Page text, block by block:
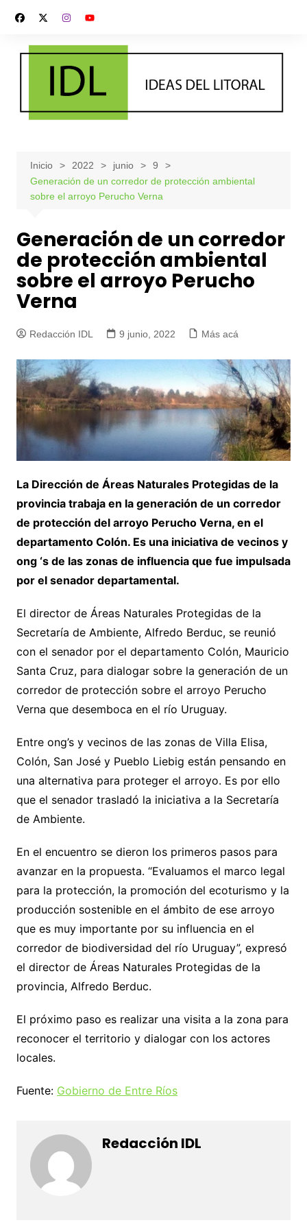
contenido
Inicio 2022 junio
9
Generación de un corredor de protección ambiental
sobre el arroyo Perucho Verna
Generación de un corredor
de protección ambiental
sobre el arroyo Perucho
Verna
Redacción IDL 9 junio, 2022 Más acá
La Dirección de Áreas Naturales Protegidas de la
provincia trabaja en la generación de un corredor
de protección del arroyo Perucho Verna, en el
departamento Colón. Es una iniciativa de vecinos y
ong ‘s de las zonas de influencia que fue impulsada
por el senador departamental.
El director de Áreas Naturales Protegidas de la
Secretaría de Ambiente, Alfredo Berduc, se reunió
con el senador por el departamento Colón, Mauricio
Santa Cruz, para dialogar sobre la generación de un
corredor de protección sobre el arroyo Perucho
Verna que desemboca en el río Uruguay.
Entre ong’s y vecinos de las zonas de Villa Elisa,
Colón, San José y Pueblo Liebig están pensando en
una alternativa para proteger el arroyo. Es por ello
que el senador trasladó la iniciativa a la Secretaría
de Ambiente.
En el encuentro se dieron los primeros pasos para
avanzar en la propuesta. “Evaluamos el marco legal
para la protección, la promoción del ecoturismo y la
producción sostenible en el ámbito de ese arroyo
que es muy importante por su influencia en el
corredor de biodiversidad del río Uruguay”, expresó
el director de Áreas Naturales Protegidas de la
provincia, Alfredo Berduc.
El próximo paso es realizar una visita a la zona para
reconocer el territorio y dialogar con los actores
locales.
Fuente: Gobierno de Entre Ríos
Redacción IDL